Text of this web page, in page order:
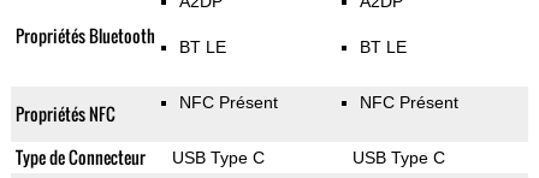
Propriétés Bluetooth BT LE BT LE
Propriétés NFC NFC Présent NFC Présent
Type de Connecteur USB Type C USB Type C